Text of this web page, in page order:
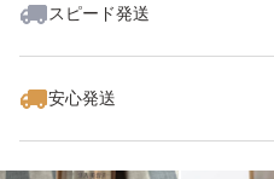
スピード発送
安心発送